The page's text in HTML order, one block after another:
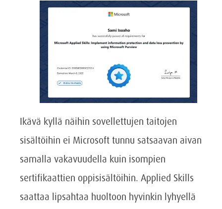
Ikävä kyllä näihin sovellettujen taitojen
sisältöihin ei Microsoft tunnu satsaavan aivan
samalla vakavuudella kuin isompien
sertifikaattien oppisisältöihin. Applied Skills
saattaa lipsahtaa huoltoon hyvinkin lyhyellä